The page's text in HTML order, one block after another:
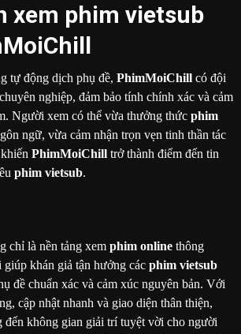
xem phim vietsub
tự động dịch phụ đề, PhimMoiChill có đội
nghiệp, đảm bảo tính chính xác và cảm
Người xem có thể vừa thưởng thức phim
ngữ, vừa cảm nhận trọn vẹn tinh thần tác
PhimMoiChill trở thành điểm đến tin
phim vietsub.
chỉ là nền tảng xem phim online thông
khán giả tận hưởng các phim vietsub
đề chuẩn xác và cảm xúc nguyên bản. Với
cập nhật nhanh và giao diện thân thiện,
đến không gian giải trí tuyệt vời cho người